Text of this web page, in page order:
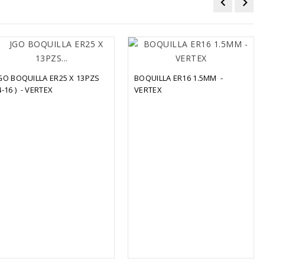
BOQUILLA ER25 X 13PZS
16 )  - VERTEX
BOQUILLA ER16 1.5MM  -
VERTEX